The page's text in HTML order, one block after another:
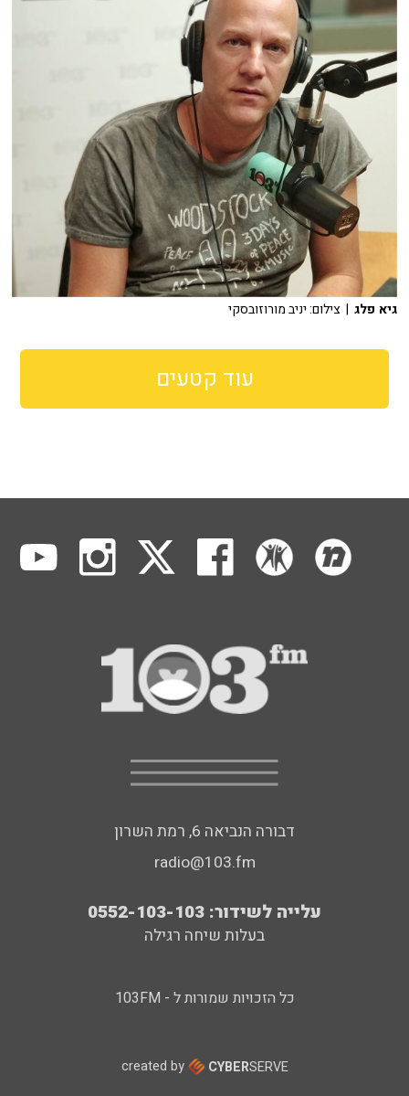
גיא פלג | צילום: יניב מורוזובסקי
עוד קטעים
דבורה הנביאה 6, רמת השרון
radio@103.fm
עלייה לשידור: 0552-103-103
בעלות שיחה רגילה
כל הזכויות שמורות ל - 103FM
created by CYBERSERVE